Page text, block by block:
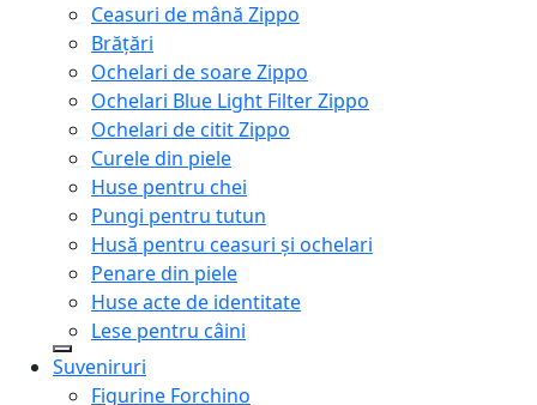
Ceasuri de mână Zippo
Brățări
Ochelari de soare Zippo
Ochelari Blue Light Filter Zippo
Ochelari de citit Zippo
Curele din piele
Huse pentru chei
Pungi pentru tutun
Husă pentru ceasuri și ochelari
Penare din piele
Huse acte de identitate
Lese pentru câini
Suveniruri
Figurine Forchino